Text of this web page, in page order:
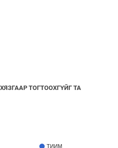
ТОГТООХГҮЙГ ТА
ТИЙМ